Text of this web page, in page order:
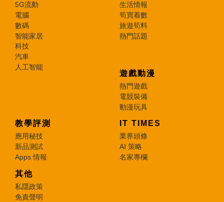
5G流動
電腦
數碼
智能家居
科技
汽車
人工智能
生活情報
筍買着數
旅遊筍料
熱門話題
遊戲動漫
熱門遊戲
電競裝備
動漫玩具
教學評測
應用秘技
新品測試
Apps 情報
IT TIMES
業界頭條
AI 策略
名家專欄
其他
私隱政策
免責聲明